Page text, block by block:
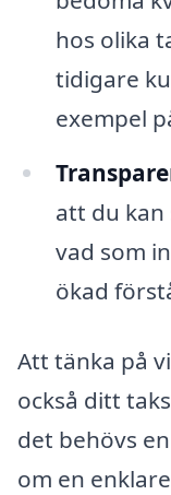
hos olika
tidigare
exempel
att du
vad som
ökad
Att tänka på
också ditt
det behövs
om en